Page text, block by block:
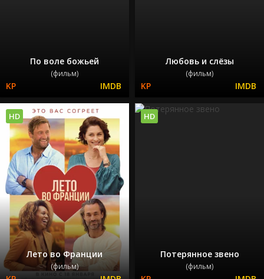
По воле божьей
(фильм)
Любовь и слёзы
(фильм)
Лето во Франции
(фильм)
HD
Потерянное звено
(фильм)
HD